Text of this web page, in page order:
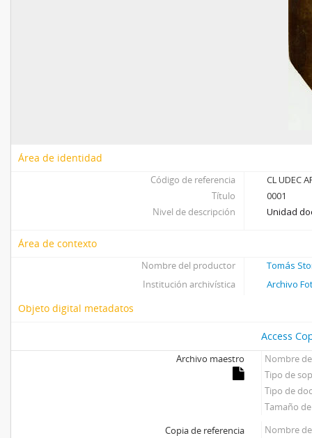
Área de identidad
Código de referencia
CL UDEC
Título
0001
Nivel de descripción
Unidad
Área de contexto
Nombre del productor
Tomás
Institución archivística
Archivo
Objeto digital metadatos
Access
Archivo maestro
Nombre
Tipo de
Tipo de
Tamaño
Copia de referencia
Nombre